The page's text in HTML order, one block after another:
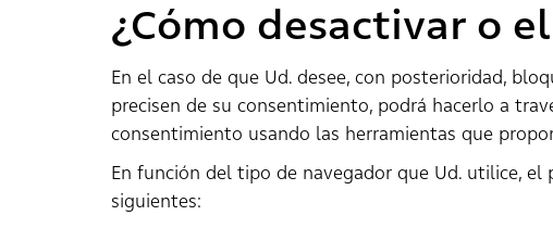
¿Cómo desactivar o
En el caso de que Ud. desee, con posterioridad,
precisen de su consentimiento, podrá hacerlo a
consentimiento usando las herramientas que
En función del tipo de navegador que Ud. utilice,
siguientes: